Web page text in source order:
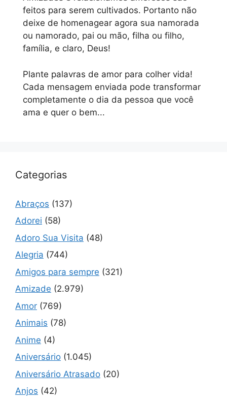
feitos para serem cultivados. Portanto não
deixe de homenagear agora sua namorada
ou namorado, pai ou mão, filha ou filho,
família, e claro, Deus!
Plante palavras de amor para colher vida!
Cada mensagem enviada pode transformar
completamente o dia da pessoa que você
ama e quer o bem...
Categorias
Abraços (137)
Adorei (58)
Adoro Sua Visita (48)
Alegria (744)
Amigos para sempre (321)
Amizade (2.979)
Amor (769)
Animais (78)
Anime (4)
Aniversário (1.045)
Aniversário Atrasado (20)
Anjos (42)